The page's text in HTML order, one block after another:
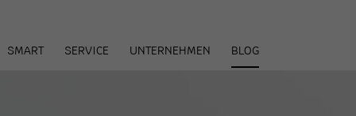
SMART SERVICE UNTERNEHMEN BLOG